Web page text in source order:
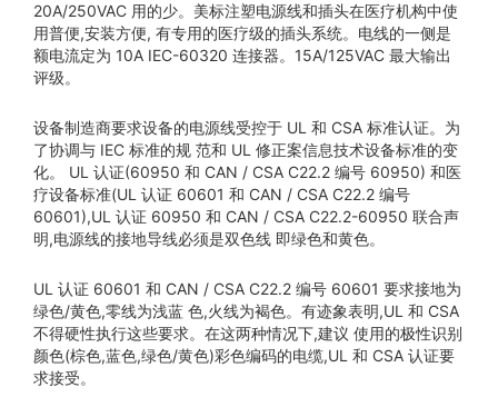
20A/250VAC 用的少。美标注塑电源线和插头在医疗机构中使
用普便,安装方便, 有专用的医疗级的插头系统。电线的一侧是
额电流定为 10A IEC-60320 连接器。15A/125VAC 最大输出
评级。
设备制造商要求设备的电源线受控于 UL 和 CSA 标准认证。为
了协调与 IEC 标准的规 范和 UL 修正案信息技术设备标准的变
化。 UL 认证(60950 和 CAN / CSA C22.2 编号 60950) 和医
疗设备标准(UL 认证 60601 和 CAN / CSA C22.2 编号
60601),UL 认证 60950 和 CAN / CSA C22.2-60950 联合声
明,电源线的接地导线必须是双色线 即绿色和黄色。
UL 认证 60601 和 CAN / CSA C22.2 编号 60601 要求接地为
绿色/黄色,零线为浅蓝 色,火线为褐色。有迹象表明,UL 和 CSA
不得硬性执行这些要求。在这两种情况下,建议 使用的极性识别
颜色(棕色,蓝色,绿色/黄色)彩色编码的电缆,UL 和 CSA 认证要
求接受。